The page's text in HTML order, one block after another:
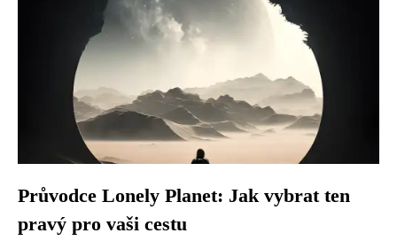
Průvodce Lonely Planet: Jak vybrat ten
pravý pro vaši cestu